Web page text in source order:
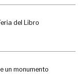
del Libro
un monumento